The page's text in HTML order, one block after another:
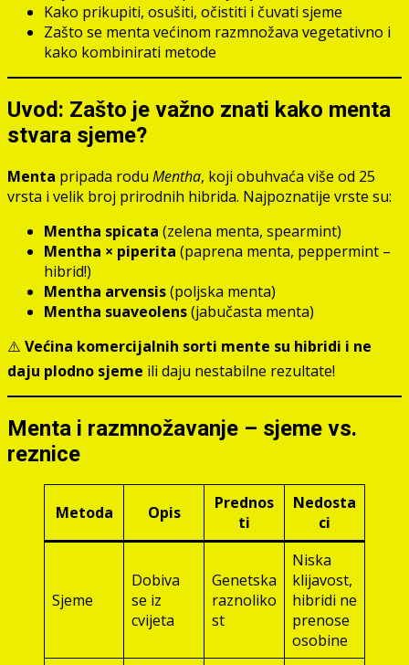
Kako prikupiti, osušiti, očistiti i čuvati sjeme
Zašto se menta većinom razmnožava vegetativno i
kako kombinirati metode
Uvod: Zašto je važno znati kako menta
stvara sjeme?
Menta pripada rodu Mentha, koji obuhvaća više od 25
vrsta i velik broj prirodnih hibrida. Najpoznatije vrste su:
Mentha spicata (zelena menta, spearmint)
Mentha × piperita (paprena menta, peppermint –
hibrid!)
Mentha arvensis(poljska menta)
Mentha suaveolens(jabučasta menta)
⚠️ Većina komercijalnih sorti mente su hibridi i ne
daju plodno sjeme ili daju nestabilne rezultate!
Menta i razmnožavanje – sjeme vs.
reznice
Metoda Opis
Prednos
ti
Nedosta
ci
Sjeme
Dobiva
se iz
cvijeta
Genetska
raznoliko
st
Niska
klijavost,
hibridi ne
prenose
osobine